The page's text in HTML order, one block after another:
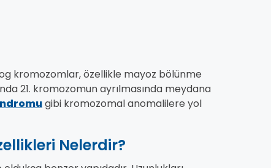
kromozomlar, özellikle mayoz bölünme
21. kromozomun ayrılmasında meydana
gibi kromozomal anomalilere yol
Nelerdir?